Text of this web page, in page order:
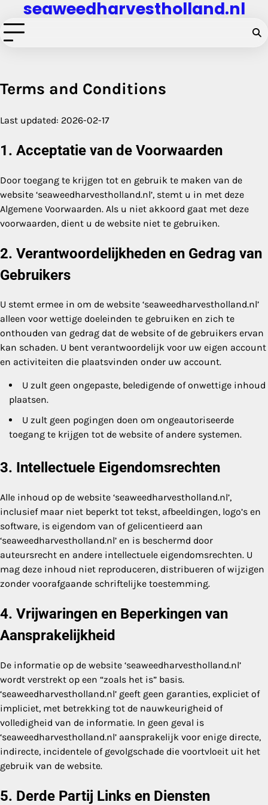
to
content
seaweedharvestholland.nl
Terms and Conditions
Last updated: 2026-02-17
1. Acceptatie van de Voorwaarden
Door toegang te krijgen tot en gebruik te maken van de
website ‘seaweedharvestholland.nl’, stemt u in met deze
Algemene Voorwaarden. Als u niet akkoord gaat met deze
voorwaarden, dient u de website niet te gebruiken.
2. Verantwoordelijkheden en Gedrag van
Gebruikers
U stemt ermee in om de website ‘seaweedharvestholland.nl’
alleen voor wettige doeleinden te gebruiken en zich te
onthouden van gedrag dat de website of de gebruikers ervan
kan schaden. U bent verantwoordelijk voor uw eigen account
en activiteiten die plaatsvinden onder uw account.
U zult geen ongepaste, beledigende of onwettige inhoud
plaatsen.
U zult geen pogingen doen om ongeautoriseerde
toegang te krijgen tot de website of andere systemen.
3. Intellectuele Eigendomsrechten
Alle inhoud op de website ‘seaweedharvestholland.nl’,
inclusief maar niet beperkt tot tekst, afbeeldingen, logo’s en
software, is eigendom van of gelicentieerd aan
‘seaweedharvestholland.nl’ en is beschermd door
auteursrecht en andere intellectuele eigendomsrechten. U
mag deze inhoud niet reproduceren, distribueren of wijzigen
zonder voorafgaande schriftelijke toestemming.
4. Vrijwaringen en Beperkingen van
Aansprakelijkheid
De informatie op de website ‘seaweedharvestholland.nl’
wordt verstrekt op een “zoals het is” basis.
‘seaweedharvestholland.nl’ geeft geen garanties, expliciet of
impliciet, met betrekking tot de nauwkeurigheid of
volledigheid van de informatie. In geen geval is
‘seaweedharvestholland.nl’ aansprakelijk voor enige directe,
indirecte, incidentele of gevolgschade die voortvloeit uit het
gebruik van de website.
5. Derde Partij Links en Diensten